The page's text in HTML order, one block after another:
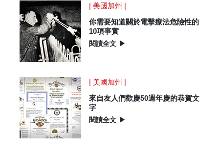
| 美國加州 |
你需要知道關於電擊療法危險性的
10項事實
閱讀全文 ▶
| 美國加州 |
來自友人們歡慶50週年慶的恭賀文
字
閱讀全文 ▶